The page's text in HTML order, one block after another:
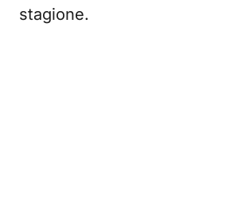
stagione.